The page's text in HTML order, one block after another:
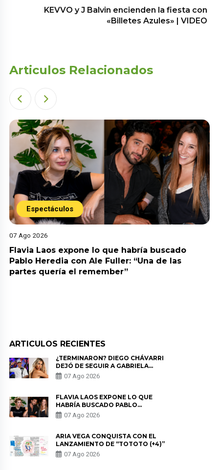
KEVVO y J Balvin encienden la fiesta con
«Billetes Azules» | VIDEO
Articulos Relacionados
Espectáculos
07 Ago 2026
Flavia Laos expone lo que habría buscado
Pablo Heredia con Ale Fuller: “Una de las
partes quería el remember”
ARTICULOS RECIENTES
¿TERMINARON? DIEGO CHÁVARRI
DEJÓ DE SEGUIR A GABRIELA
HERRERA Y ANUNCIA SU SALIDA
DE PÓDCAST
07 Ago 2026
FLAVIA LAOS EXPONE LO QUE
HABRÍA BUSCADO PABLO
HEREDIA CON ALE FULLER: “UNA
DE LAS PARTES QUERÍA EL
07 Ago 2026
ARIA VEGA CONQUISTA CON EL
LANZAMIENTO DE “TOTOTO (+4)”
07 Ago 2026